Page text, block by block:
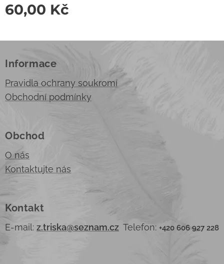
60,00 Kč
Informace
Pravidla ochrany soukromí
Obchodní podmínky
Obchod
O nás
Kontaktujte nás
Kontakt
E-mail: z.triska@seznam.cz Telefon: +420 606 927 228